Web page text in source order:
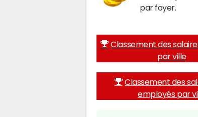
par foyer.
Classement des
par ville
Classement des
employés par